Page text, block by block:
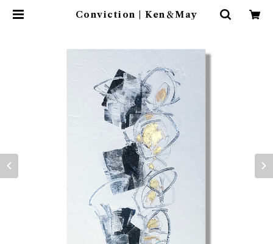
Conviction | Ken＆May